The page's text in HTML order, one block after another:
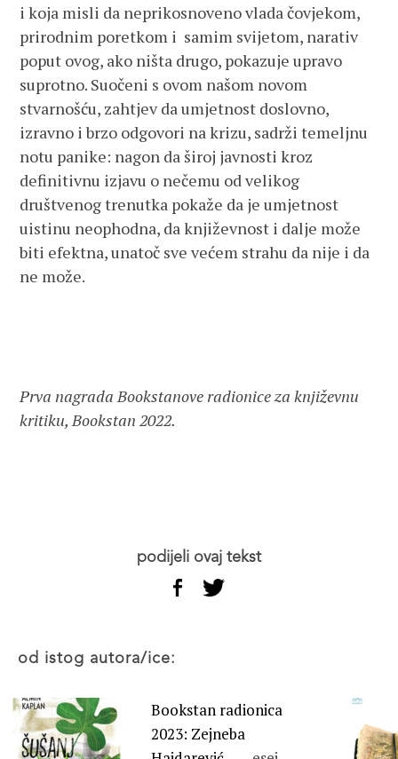
i koja misli da neprikosnoveno vlada čovjekom,
prirodnim poretkom i samim svijetom, narativ
poput ovog, ako ništa drugo, pokazuje upravo
suprotno. Suočeni s ovom našom novom
stvarnošću, zahtjev da umjetnost doslovno,
izravno i brzo odgovori na krizu, sadrži temeljnu
notu panike: nagon da široj javnosti kroz
definitivnu izjavu o nečemu od velikog
društvenog trenutka pokaže da je umjetnost
uistinu neophodna, da književnost i dalje može
biti efektna, unatoč sve većem strahu da nije i da
ne može.
Prva nagrada Bookstanove radionice za književnu
kritiku, Bookstan 2022.
podijeli ovaj tekst
od istog autora/ice:
Bookstan radionica
2023: Zejneba